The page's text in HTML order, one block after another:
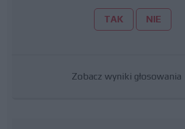
TAK NIE
Zobacz wyniki głosowania